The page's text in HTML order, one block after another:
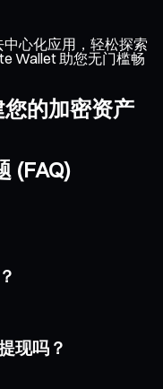
心化应用，轻松探索
Wallet 助您无门槛畅
的加密资产
(FAQ)
现吗？